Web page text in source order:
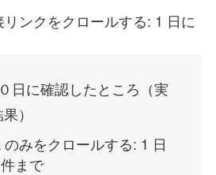
ンクをクロールする: 1 日に
日に確認したところ（実
）
のみをクロールする: 1 日
まで